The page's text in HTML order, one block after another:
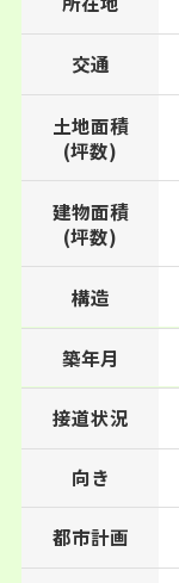
交通
土地面積
(坪数)
建物面積
(坪数)
構造
築年月
接道状況
向き
都市計画